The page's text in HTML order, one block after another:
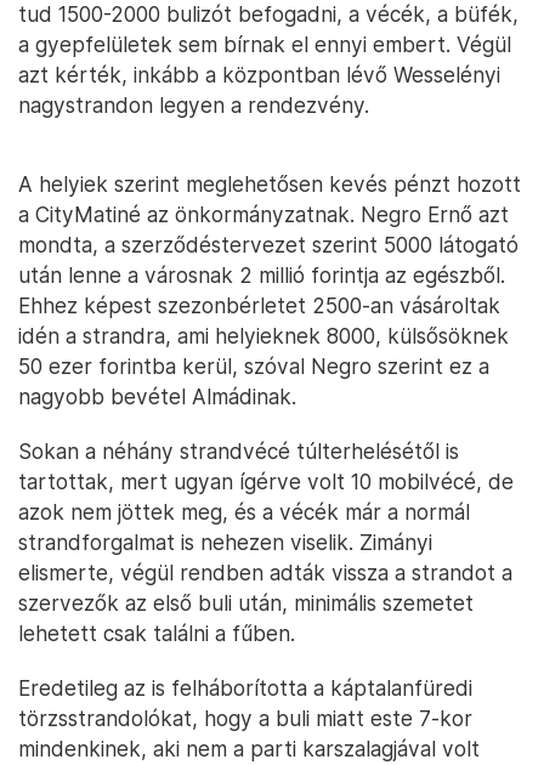
tud 1500-2000 bulizót befogadni, a vécék, a büfék,
a gyepfelületek sem bírnak el ennyi embert. Végül
azt kérték, inkább a központban lévő Wesselényi
nagystrandon legyen a rendezvény.
A helyiek szerint meglehetősen kevés pénzt hozott
a CityMatiné az önkormányzatnak. Negro Ernő azt
mondta, a szerződéstervezet szerint 5000 látogató
után lenne a városnak 2 millió forintja az egészből.
Ehhez képest szezonbérletet 2500-an vásároltak
idén a strandra, ami helyieknek 8000, külsősöknek
50 ezer forintba kerül, szóval Negro szerint ez a
nagyobb bevétel Almádinak.
Sokan a néhány strandvécé túlterhelésétől is
tartottak, mert ugyan ígérve volt 10 mobilvécé, de
azok nem jöttek meg, és a vécék már a normál
strandforgalmat is nehezen viselik. Zimányi
elismerte, végül rendben adták vissza a strandot a
szervezők az első buli után, minimális szemetet
lehetett csak találni a fűben.
Eredetileg az is felháborította a káptalanfüredi
törzsstrandolókat, hogy a buli miatt este 7-kor
mindenkinek, aki nem a parti karszalagjával volt